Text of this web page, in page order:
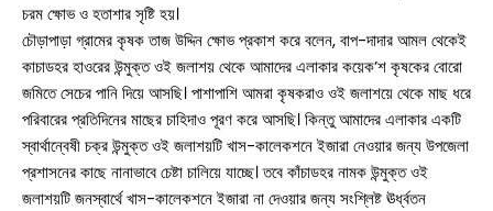
সারাদেশ
সাতক্ষীরা সদর
আশাশুনি
দেবহাটা
চরম ক্ষোভ ও হতাশার সৃষ্টি হয়।
চৌড়াপাড়া গ্রামের কৃষক তাজ উদ্দিন ক্ষোভ প্রকাশ করে বলেন, বাপ-দাদার আমল থেকেই
কাচাডহর হাওরের উন্মুক্ত ওই জলাশয় থেকে আমাদের এলাকার কয়েক’শ কৃষকের বোরো
জমিতে সেচের পানি দিয়ে আসছি। পাশাপাশি আমরা কৃষকরাও ওই জলাশয়ে থেকে মাছ ধরে
পরিবারের প্রতিদিনের মাছের চাহিদাও পূরণ করে আসছি। কিন্তু আমাদের এলাকার একটি
স্বার্থান্বেষী চক্র উন্মুক্ত ওই জলাশয়টি খাস-কালেকশনে ইজারা নেওয়ার জন্য উপজেলা
প্রশাসনের কাছে নানাভাবে চেষ্টা চালিয়ে যাচ্ছে। তবে কাঁচাডহর নামক উন্মুক্ত ওই
জলাশয়টি জনস্বার্থে খাস-কালেকশনে ইজারা না দেওয়ার জন্য সংশ্লিষ্ট ঊর্ধ্বতন